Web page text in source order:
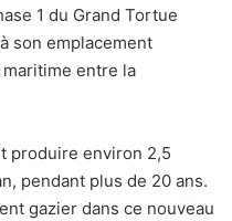
1 du Grand Tortue
son emplacement
entre la
produire environ 2,5
pendant plus de 20 ans.
gazier dans ce nouveau